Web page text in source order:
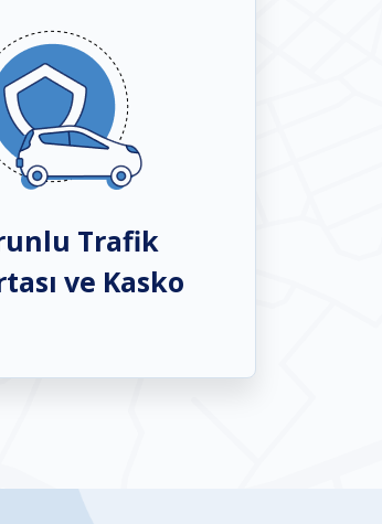
Trafik
ve Kasko